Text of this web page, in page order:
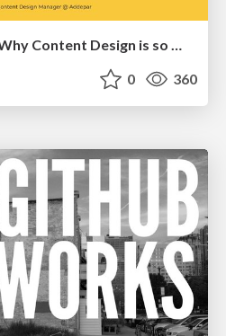
Breaking role norms: Why Content Design is so much more than writing copy - Taylor Woolridge
0 360